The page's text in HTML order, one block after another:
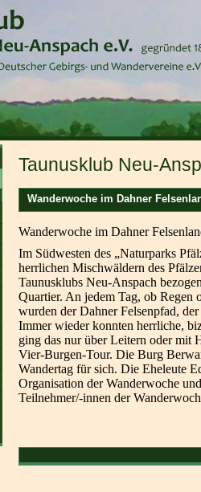
Taunusklub Neu-
Wanderwoche im Dahner
Wanderwoche im Dahner
Im Südwesten des „Naturparks
herrlichen Mischwäldern des
Taunusklubs Neu-Anspach
Quartier. An jedem Tag, ob Regen
wurden der Dahner Felsenpfad,
Immer wieder konnten herrliche,
ging das nur über Leitern oder mit
Vier-Burgen-Tour. Die Burg
Wandertag für sich. Die Eheleute
Organisation der Wanderwoche
Teilnehmer/-innen der